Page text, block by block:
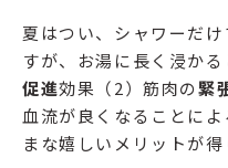
夏はつい、シャワーだ
すが、お湯に長く浸か
促進効果（2）筋肉の緊
血流が良くなることに
まな嬉しいメリットが得